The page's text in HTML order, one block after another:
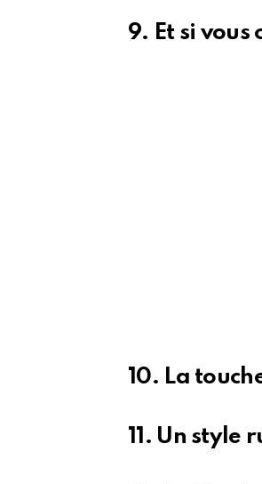
9. Et si
10. La
11. Un style